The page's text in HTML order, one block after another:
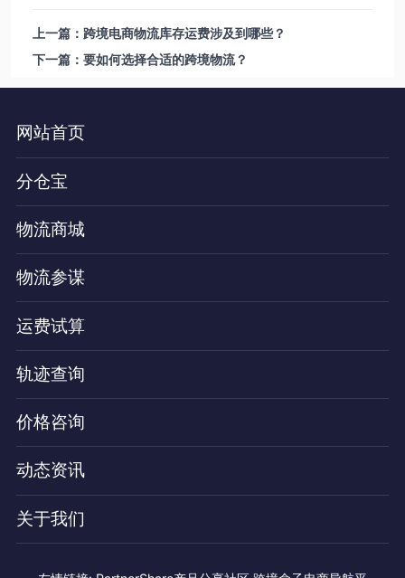
上一篇：跨境电商物流库存运费涉及到哪些？
下一篇：要如何选择合适的跨境物流？
网站首页
分仓宝
物流商城
物流参谋
运费试算
轨迹查询
价格咨询
动态资讯
关于我们